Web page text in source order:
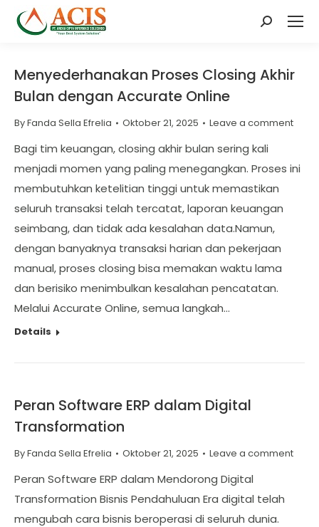
Search:
Menyederhanakan Proses Closing Akhir
Bulan dengan Accurate Online
ByFanda Sella Efrelia Oktober 21, 2025 Leave a comment
Bagi tim keuangan, closing akhir bulan sering kali
menjadi momen yang paling menegangkan. Proses ini
membutuhkan ketelitian tinggi untuk memastikan
seluruh transaksi telah tercatat, laporan keuangan
seimbang, dan tidak ada kesalahan data.Namun,
dengan banyaknya transaksi harian dan pekerjaan
manual, proses closing bisa memakan waktu lama
dan berisiko menimbulkan kesalahan pencatatan.
Melalui Accurate Online, semua langkah…
Details
Peran Software ERP dalam Digital
Transformation
ByFanda Sella Efrelia Oktober 21, 2025 Leave a comment
Peran Software ERP dalam Mendorong Digital
Transformation Bisnis Pendahuluan Era digital telah
mengubah cara bisnis beroperasi di seluruh dunia.